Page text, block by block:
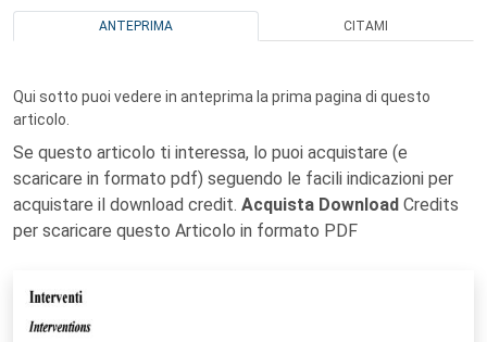
ANTEPRIMA CITAMI
Qui sotto puoi vedere in anteprima la prima pagina di questo
articolo.
Se questo articolo ti interessa, lo puoi acquistare (e
scaricare in formato pdf) seguendo le facili indicazioni per
acquistare il download credit. Acquista Download Credits
per scaricare questo Articolo in formato PDF